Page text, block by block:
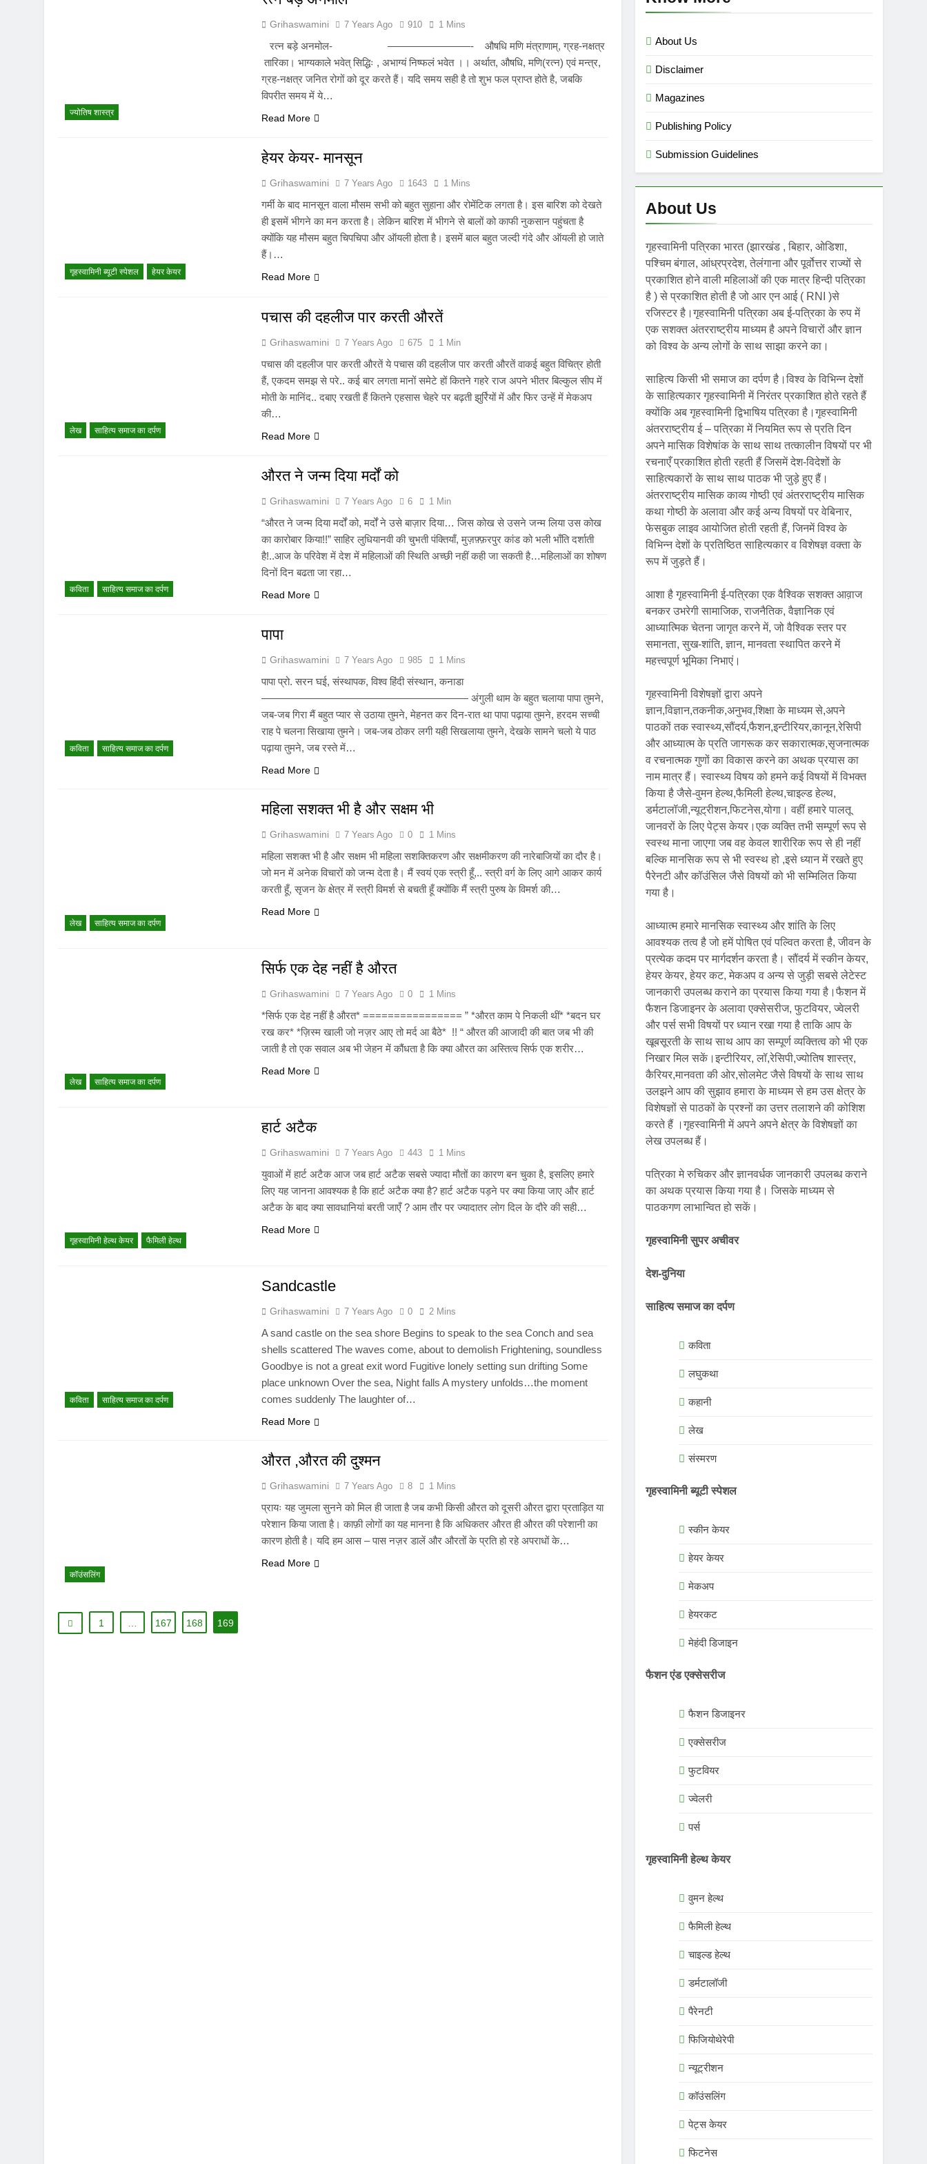
Grihaswamini गृहस्वामिनी- Sept-Nov 2025
ऊँची उड़ान को मिले पंख
12 Months Ago
ज्योतिष शास्त्र
Grihaswamini 7 Years Ago 910 1 Mins
रत्न बड़े अनमोल- ————————- औषधि मणि मंत्राणाम्, ग्रह-नक्षत्र
तारिका। भाग्यकाले भवेत् सिद्धिः , अभाग्यं निष्फलं भवेत ।। अर्थात, औषधि, मणि(रत्न) एवं मन्त्र,
ग्रह-नक्षत्र जनित रोगों को दूर करते हैं। यदि समय सही है तो शुभ फल प्राप्त होते है, जबकि
विपरीत समय में ये…
Read More
गृहस्वामिनी ब्यूटी स्पेशल हेयर केयर
हेयर केयर- मानसून
Grihaswamini 7 Years Ago 1643 1 Mins
गर्मी के बाद मानसून वाला मौसम सभी को बहुत सुहाना और रोमेंटिक लगता है। इस बारिश को देखते
ही इसमें भीगने का मन करता है। लेकिन बारिश में भीगने से बालों को काफी नुकसान पहुंचता है
क्योंकि यह मौसम बहुत चिपचिपा और ऑयली होता है। इसमें बाल बहुत जल्दी गंदे और ऑयली हो जाते
हैं।…
Read More
लेख साहित्य समाज का दर्पण
पचास की दहलीज पार करती औरतें
Grihaswamini 7 Years Ago 675 1 Min
पचास की दहलीज पार करती औरतें ये पचास की दहलीज पार करती औरतें वाकई बहुत विचित्र होती
हैं, एकदम समझ से परे.. कई बार लगता मानों समेटे हों कितने गहरे राज अपने भीतर बिल्कुल सीप में
मोती के मानिंद.. दबाए रखती हैं कितने एहसास चेहरे पर बढ़ती झुर्रियों में और फिर उन्हें में मेकअप
की…
Read More
कविता साहित्य समाज का दर्पण
औरत ने जन्म दिया मर्दों को
Grihaswamini 7 Years Ago 6 1 Min
“औरत ने जन्म दिया मर्दों को, मर्दों ने उसे बाज़ार दिया… जिस कोख से उसने जन्म लिया उस कोख
का कारोबार किया!!” साहिर लुधियानवी की चुभती पंक्तियाँ, मुज़फ़्फ़रपुर कांड को भली भाँति दर्शाती
है!..आज के परिवेश में देश में महिलाओं की स्थिति अच्छी नहीं कही जा सकती है…महिलाओं का शोषण
दिनों दिन बढता जा रहा…
Read More
कविता साहित्य समाज का दर्पण
पापा
Grihaswamini 7 Years Ago 985 1 Mins
पापा प्रो. सरन घई, संस्थापक, विश्व हिंदी संस्थान, कनाडा
———————————————————— अंगुली थाम के बहुत चलाया पापा तुमने,
जब-जब गिरा मैं बहुत प्यार से उठाया तुमने, मेहनत कर दिन-रात था पापा पढ़ाया तुमने, हरदम सच्ची
राह पे चलना सिखाया तुमने। जब-जब ठोकर लगी यही सिखलाया तुमने, देखके सामने चलो ये पाठ
पढ़ाया तुमने, जब रस्ते में…
Read More
लेख साहित्य समाज का दर्पण
महिला सशक्त भी है और सक्षम भी
Grihaswamini 7 Years Ago 0 1 Mins
महिला सशक्त भी है और सक्षम भी महिला सशक्तिकरण और सक्षमीकरण की नारेबाजियों का दौर है।
जो मन में अनेक विचारों को जन्म देता है। मैं स्वयं एक स्त्री हूँ,.. स्त्री वर्ग के लिए आगे आकर कार्य
करती हूँ, सृजन के क्षेत्र में स्त्री विमर्श से बचती हूँ क्योंकि मैं स्त्री पुरुष के विमर्श की…
Read More
लेख साहित्य समाज का दर्पण
सिर्फ एक देह नहीं है औरत
Grihaswamini 7 Years Ago 0 1 Mins
*सिर्फ एक देह नहीं है औरत* ================ ” *औरत काम पे निकली थीं* *बदन घर
रख कर* *ज़िस्म खाली जो नज़र आए तो मर्द आ बैठे* !! “ औरत की आजादी की बात जब भी की
जाती है तो एक सवाल अब भी जेहन में कौंधता है कि क्या औरत का अस्तित्व सिर्फ एक शरीर…
Read More
गृहस्वामिनी हेल्थ केयर फैमिली हेल्थ
हार्ट अटैक
Grihaswamini 7 Years Ago 443 1 Mins
युवाओं में हार्ट अटैक आज जब हार्ट अटैक सबसे ज्यादा मौतों का कारण बन चुका है, इसलिए हमारे
लिए यह जानना आवश्यक है कि हार्ट अटैक क्या है? हार्ट अटैक पड़ने पर क्या किया जाए और हार्ट
अटैक के बाद क्या सावधानियां बरती जाएँ ? आम तौर पर ज्यादातर लोग दिल के दौरे की सही…
Read More
कविता साहित्य समाज का दर्पण
Sandcastle
Grihaswamini 7 Years Ago 0 2 Mins
A sand castle on the sea shore Begins to speak to the sea Conch and sea
shells scattered The waves come, about to demolish Frightening, soundless
Goodbye is not a great exit word Fugitive lonely setting sun drifting Some
place unknown Over the sea, Night falls A mystery unfolds…the moment
comes suddenly The laughter of…
Read More
कॉउंसलिंग
औरत ,औरत की दुश्मन
Grihaswamini 7 Years Ago 8 1 Mins
प्रायः यह जुमला सुनने को मिल ही जाता है जब कभी किसी औरत को दूसरी औरत द्वारा प्रताड़ित या
परेशान किया जाता है। काफ़ी लोगों का यह मानना है कि अधिकतर औरत ही औरत की परेशानी का
कारण होती है। यदि हम आस – पास नज़र डालें और औरतों के प्रति हो रहे अपराधों के…
Read More
1 167 168 169
About Us
Disclaimer
Magazines
Publishing Policy
Submission Guidelines
About Us
गृहस्वामिनी पत्रिका भारत (झारखंड , बिहार, ओडिशा,
पश्चिम बंगाल, आंध्रप्रदेश, तेलंगाना और पूर्वोत्तर राज्यों से
प्रकाशित होने वाली महिलाओं की एक मात्र हिन्दी पत्रिका
है ) से प्रकाशित होती है जो आर एन आई ( RNI )से
रजिस्टर है।गृहस्वामिनी पत्रिका अब ई-पत्रिका के रुप में
एक सशक्त अंतरराष्ट्रीय माध्यम है अपने विचारों और ज्ञान
को विश्व के अन्य लोगों के साथ साझा करने का।
साहित्य किसी भी समाज का दर्पण है।विश्व के विभिन्न देशों
के साहित्यकार गृहस्वामिनी में निरंतर प्रकाशित होते रहते हैं
क्योंकि अब गृहस्वामिनी द्विभाषिय पत्रिका है।गृहस्वामिनी
अंतरराष्ट्रीय ई – पत्रिका में नियमित रूप से प्रति दिन
अपने मासिक विशेषांक के साथ साथ तत्कालीन विषयों पर भी
रचनाएँ प्रकाशित होती रहती हैं जिसमें देश-विदेशों के
साहित्यकारों के साथ साथ पाठक भी जुड़े हुए हैं।
अंतरराष्ट्रीय मासिक काव्य गोष्ठी एवं अंतरराष्ट्रीय मासिक
कथा गोष्ठी के अलावा और कई अन्य विषयों पर वेबिनार,
फेसबुक लाइव आयोजित होती रहती हैं, जिनमें विश्व के
विभिन्न देशों के प्रतिष्ठित साहित्यकार व विशेषज्ञ वक्ता के
रूप में जुड़ते हैं।
आशा है गृहस्वामिनी ई-पत्रिका एक वैश्विक सशक्त आव़ाज
बनकर उभरेगी सामाजिक, राजनैतिक, वैज्ञानिक एवं
आध्यात्मिक चेतना जागृत करने में, जो वैश्विक स्तर पर
समानता, सुख-शांति, ज्ञान, मानवता स्थापित करने में
महत्त्वपूर्ण भूमिका निभाएं।
गृहस्वामिनी विशेषज्ञों द्वारा अपने
ज्ञान,विज्ञान,तकनीक,अनुभव,शिक्षा के माध्यम से,अपने
पाठकों तक स्वास्थ्य,सौंदर्य,फैशन,इन्टीरियर,कानून,रेसिपी
और आध्यात्म के प्रति जागरूक कर सकारात्मक,सृजनात्मक
व रचनात्मक गुणों का विकास करने का अथक प्रयास का
नाम मात्र हैं। स्वास्थ्य विषय को हमने कई विषयों में विभक्त
किया है जैसे-वुमन हेल्थ,फैमिली हेल्थ,चाइल्ड हेल्थ,
डर्मटालॉजी,न्यूट्रीशन,फिटनेस,योगा। वहीं हमारे पालतू
जानवरों के लिए पेट्स केयर।एक व्यक्ति तभी सम्पूर्ण रूप से
स्वस्थ माना जाएगा जब वह केवल शारीरिक रूप से ही नहीं
बल्कि मानसिक रूप से भी स्वस्थ हो ,इसे ध्यान में रखते हुए
पैरेनटी और कॉउंसिल जैसे विषयों को भी सम्मिलित किया
गया है।
आध्यात्म हमारे मानसिक स्वास्थ्य और शांति के लिए
आवश्यक तत्व है जो हमें पोषित एवं पल्वित करता है, जीवन के
प्रत्येक कदम पर मार्गदर्शन करता है। सौंदर्य में स्कीन केयर,
हेयर केयर, हेयर कट, मेकअप व अन्य से जुड़ी सबसे लेटेस्ट
जानकारी उपलब्ध कराने का प्रयास किया गया है।फैशन में
फैशन डिजाइनर के अलावा एक्सेसरीज, फुटवियर, ज्वेलरी
और पर्स सभी विषयों पर ध्यान रखा गया है ताकि आप के
खूबसूरती के साथ साथ आप का सम्पूर्ण व्यक्तित्व को भी एक
निखार मिल सकें।इन्टीरियर, लॉ,रेसिपी,ज्योतिष शास्त्र,
कैरियर,मानवता की ओर,सोलमेट जैसे विषयों के साथ साथ
उलझने आप की सुझाव हमारा के माध्यम से हम उस क्षेत्र के
विशेषज्ञों से पाठकों के प्रश्नों का उत्तर तलाशने की कोशिश
करते हैं ।गृहस्वामिनी में अपने अपने क्षेत्र के विशेषज्ञों का
लेख उपलब्ध हैं।
पत्रिका मे रुचिकर और ज्ञानवर्धक जानकारी उपलब्ध कराने
का अथक प्रयास किया गया है। जिसके माध्यम से
पाठकगण लाभान्वित हो सकें।
गृहस्वामिनी सुपर अचीवर
देश-दुनिया
साहित्य समाज का दर्पण
कविता
लघुकथा
कहानी
लेख
संस्मरण
गृहस्वामिनी ब्यूटी स्पेशल
स्कीन केयर
हेयर केयर
मेकअप
हेयरकट
मेहंदी डिजाइन
फैशन एंड एक्सेसरीज
फैशन डिजाइनर
एक्सेसरीज
फुटवियर
ज्वेलरी
पर्स
गृहस्वामिनी हेल्थ केयर
वुमन हेल्थ
फैमिली हेल्थ
चाइल्ड हेल्थ
डर्मटालॉजी
पैरेनटी
फिजियोथेरेपी
न्यूट्रीशन
कॉउंसलिंग
पेट्स केयर
फिटनेस